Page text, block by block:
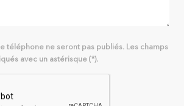
téléphone ne seront pas publiés. Les champs
avec un astérisque (*).